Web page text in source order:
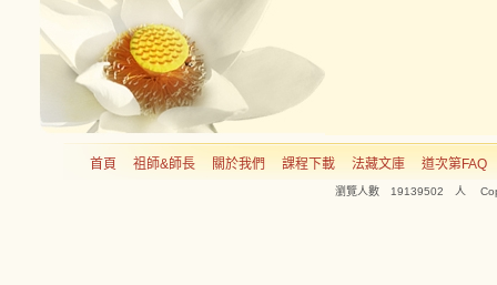
首頁 祖師&師長 關於我們 課程下載 法藏文庫 道次第FAQ
瀏覽人數 19139502 人